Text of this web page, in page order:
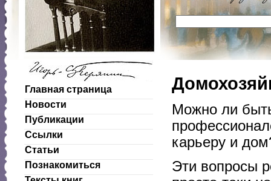
Главная страница
Новости
Публикации
Ссылки
Статьи
Познакомиться
Можно ли
карьеру и
Эти вопросы